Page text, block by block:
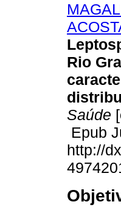
Rio
Saúde
Epub
http://